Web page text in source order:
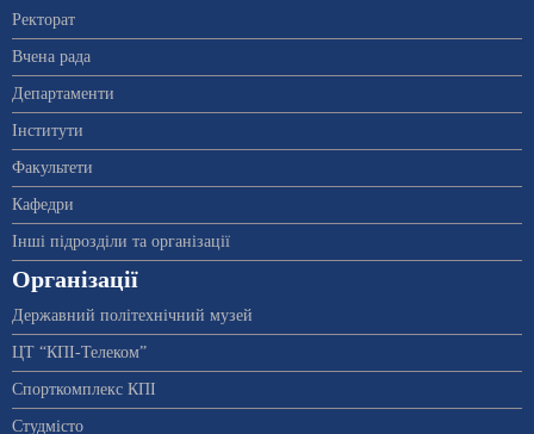
Ректорат
Вчена рада
Департаменти
Інститути
Факультети
Кафедри
Інші підрозділи та організації
Організації
Державний політехнічний музей
ЦТ “КПІ-Телеком”
Спорткомплекс КПІ
Студмісто